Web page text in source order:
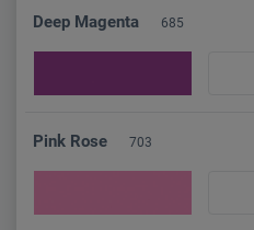
Deep Magenta 685
Pink Rose 703